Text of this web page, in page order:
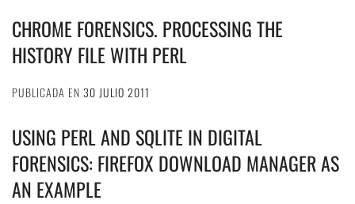
CHROME FORENSICS. PROCESSING THE
HISTORY FILE WITH PERL
PUBLICADA EN 30 JULIO 2011
USING PERL AND SQLITE IN DIGITAL
FORENSICS: FIREFOX DOWNLOAD MANAGER AS
AN EXAMPLE